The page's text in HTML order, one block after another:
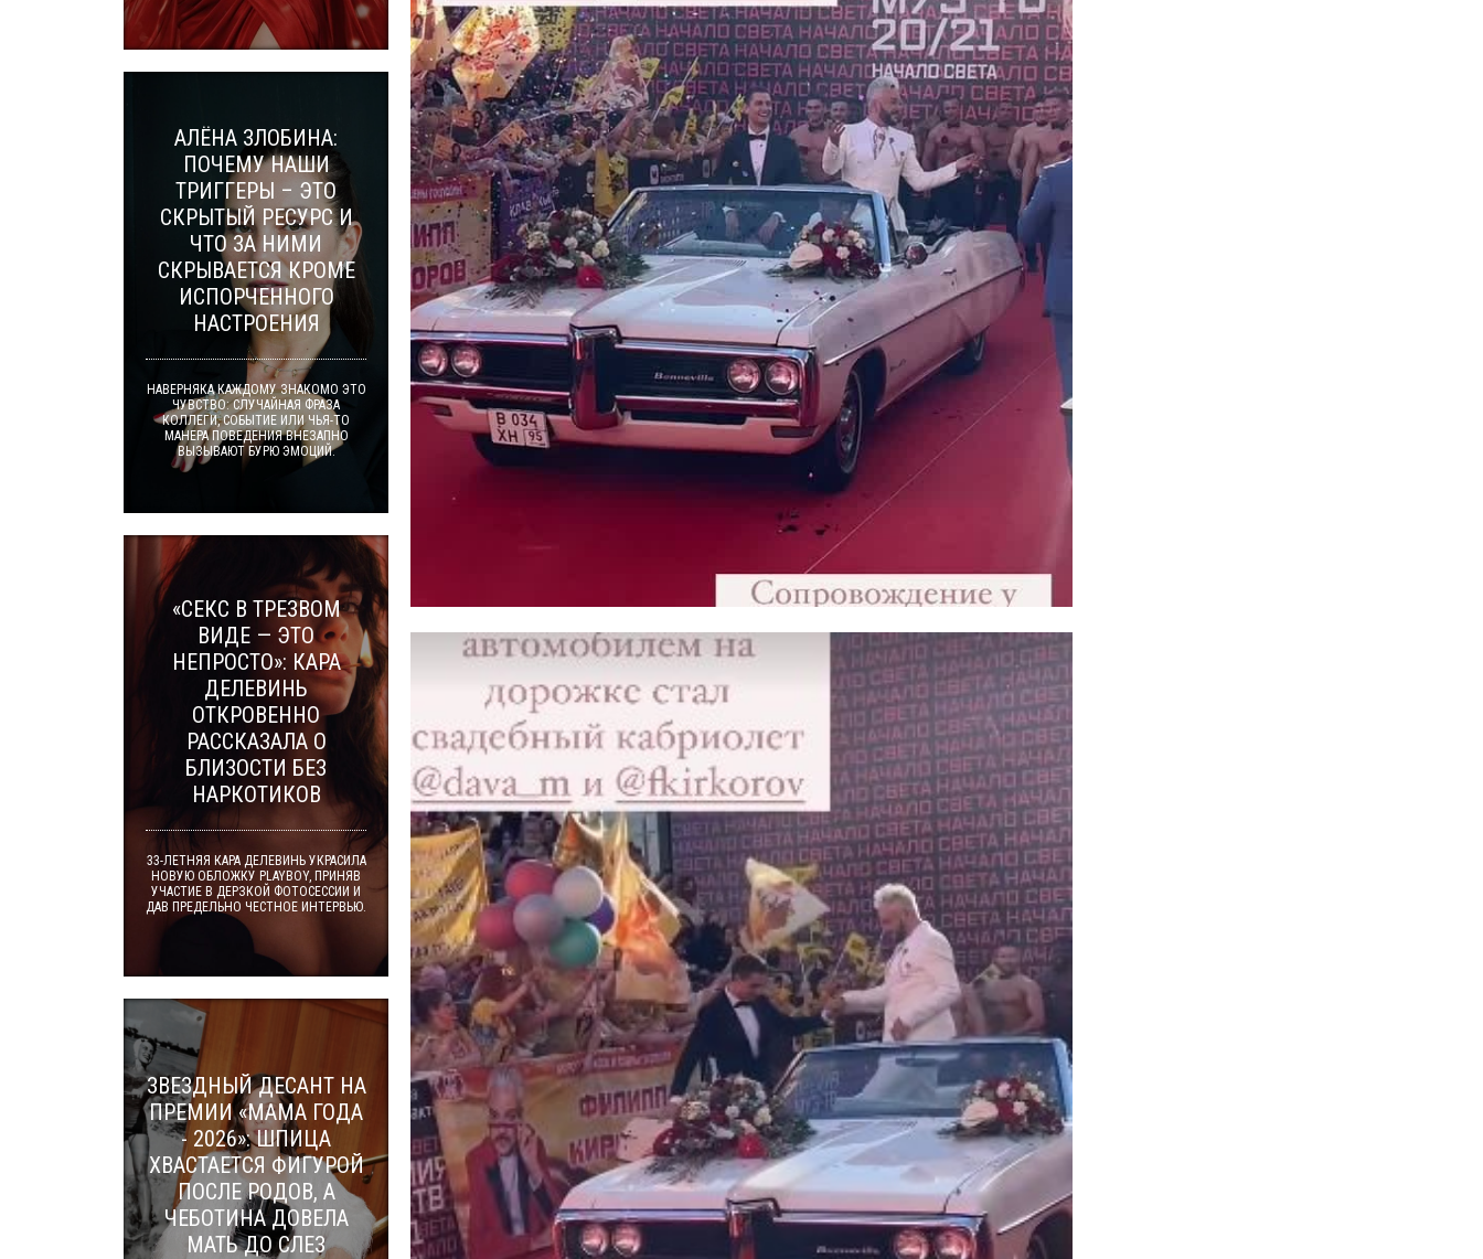
АЛЁНА ЗЛОБИНА:
ПОЧЕМУ НАШИ
ТРИГГЕРЫ – ЭТО
СКРЫТЫЙ РЕСУРС И
ЧТО ЗА НИМИ
СКРЫВАЕТСЯ КРОМЕ
ИСПОРЧЕННОГО
НАСТРОЕНИЯ
НАВЕРНЯКА КАЖДОМУ ЗНАКОМО ЭТО
ЧУВСТВО: СЛУЧАЙНАЯ ФРАЗА
КОЛЛЕГИ, СОБЫТИЕ ИЛИ ЧЬЯ-ТО
МАНЕРА ПОВЕДЕНИЯ ВНЕЗАПНО
ВЫЗЫВАЮТ БУРЮ ЭМОЦИЙ.
«СЕКС В ТРЕЗВОМ
ВИДЕ — ЭТО
НЕПРОСТО»: КАРА
ДЕЛЕВИНЬ
ОТКРОВЕННО
РАССКАЗАЛА О
БЛИЗОСТИ БЕЗ
НАРКОТИКОВ
33-ЛЕТНЯЯ КАРА ДЕЛЕВИНЬ УКРАСИЛА
НОВУЮ ОБЛОЖКУ PLAYBOY, ПРИНЯВ
УЧАСТИЕ В ДЕРЗКОЙ ФОТОСЕССИИ И
ДАВ ПРЕДЕЛЬНО ЧЕСТНОЕ ИНТЕРВЬЮ.
ЗВЕЗДНЫЙ ДЕСАНТ НА
ПРЕМИИ «МАМА ГОДА
- 2026»: ШПИЦА
ХВАСТАЕТСЯ ФИГУРОЙ
ПОСЛЕ РОДОВ, А
ЧЕБОТИНА ДОВЕЛА
МАТЬ ДО СЛЕЗ